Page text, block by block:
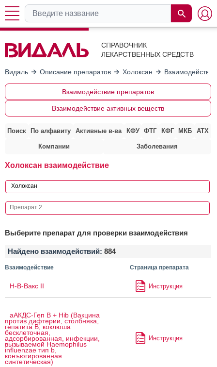
СПРАВОЧНИК
ЛЕКАРСТВЕННЫХ СРЕДСТВ
Видаль Описание препаратов Холоксан
Взаимодействие препаратов
Взаимодействие активных веществ
Поиск По алфавиту Активные в-ва КФУ ФТГ КФГ МКБ АТХ
Компании Заболевания
Холоксан взаимодействие
Выберите препарат для проверки взаимодействия
Найдено взаимодействий: 884
Взаимодействие Страница препарата
H-B-Вакс II Инструкция
аАКДС-Геп B + Hib (Вакцина
против дифтерии, столбняка,
гепатита B, коклюша
бесклеточная,
адсорбированная, инфекции,
вызываемой Haemophilus
influenzae тип b,
конъюгированная
синтетическая)
Инструкция